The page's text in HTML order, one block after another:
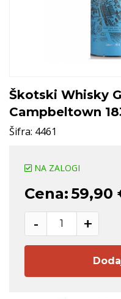
Škotski Whisky
Campbeltown
Šifra: 4461
NA ZALOGI
Cena:59,90
- +